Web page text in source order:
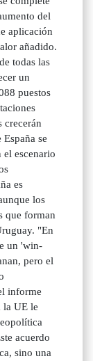
del
aplicación
añadido.
todas las
un
puestos
crecerán
se
escenario
es
los
que forman
"En
un 'win-
pero el
informe
la UE le
acuerdo
sino una